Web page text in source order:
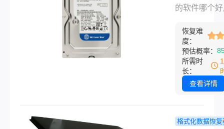
的软件哪个
荐的软件！
的软件哪个
程中，不可
会遇到电脑
据丢失或损
况。无论是
操作、磁盘
感，需要尽
恢复难
度：
预估概率：
所需时
长：
查看详情
格式化数据恢复